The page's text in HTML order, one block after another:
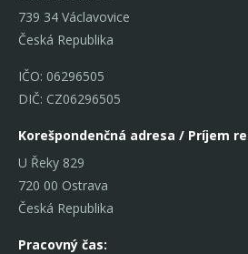
739 34 Václavovice
Česká Republika
IČO: 06296505
DIČ: CZ06296505
Korešpondenčná adresa / Príjem
U Řeky 829
720 00 Ostrava
Česká Republika
Pracovný čas: